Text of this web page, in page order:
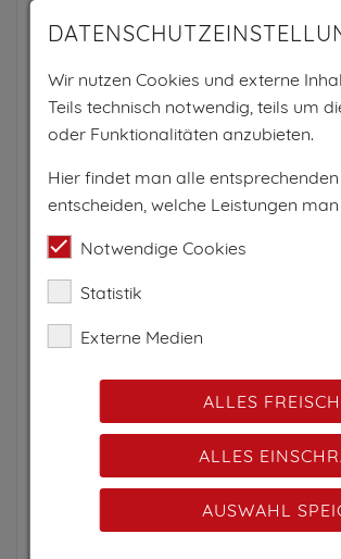
Wir nutzen Cookies und externe
Teils technisch notwendig, teils um
oder Funktionalitäten anzubieten.
Hier findet man alle
entscheiden, welche Leistungen
Notwendige Cookies
Statistik
Externe Medien
ALLES
ALLES
AUSWAHL